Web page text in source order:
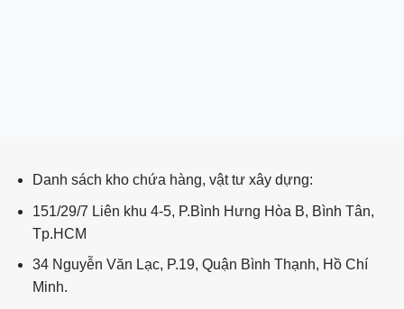
Danh sách kho chứa hàng, vật tư xây dựng:
151/29/7 Liên khu 4-5, P.Bình Hưng Hòa B, Bình Tân,
Tp.HCM
34 Nguyễn Văn Lạc, P.19, Quận Bình Thạnh, Hồ Chí
Minh.